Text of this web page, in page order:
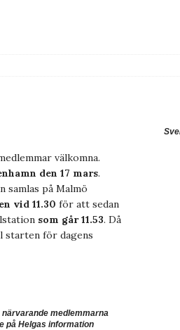
välkomna.
den 17 mars.
samlas på Malmö
vid 11.30 för att sedan
som går 11.53. Då
för dagens
närvarande medlemmarna
på Helgas information